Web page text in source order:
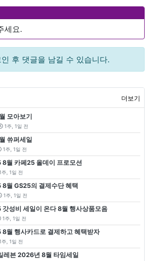
세요.
인 후 댓글을 남길 수 있습니다.
더보기
모아보기
1주, 1일 전
쓔퍼세일
1주, 1일 전
8월 카페25 올데이 프로모션
주, 1일 전
8월 GS25의 결제수단 혜택
1주, 1일 전
갓성비 세일이 온다 8월 행사상품모음
1주, 1일 전
8월 행사카드로 결제하고 혜택받자
주, 1일 전
레븐 2026년 8월 타임세일